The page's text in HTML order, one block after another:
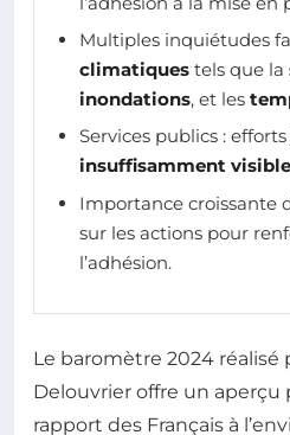
Multiples inquiétudes
climatiques tels que la
inondations, et les
Services publics :
insuffisamment
Importance croissante
sur les actions pour
l’adhésion.
Le baromètre 2024 réalisé
Delouvrier offre un aperçu
rapport des Français à